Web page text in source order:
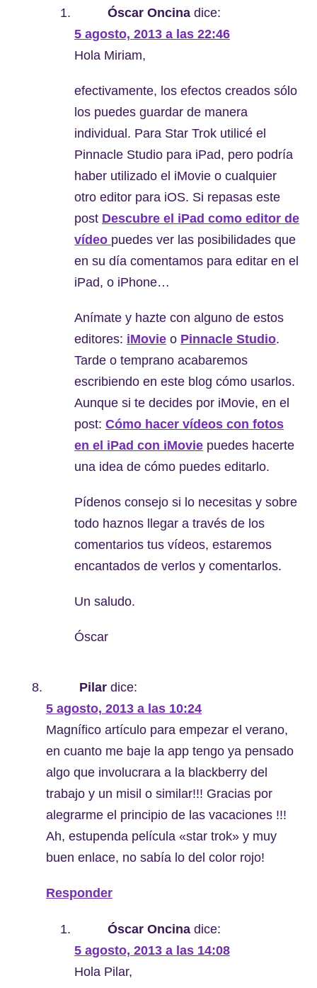
Óscar Oncina dice:
5 agosto, 2013 a las 22:46
Hola Miriam,
efectivamente, los efectos creados sólo
los puedes guardar de manera
individual. Para Star Trok utilicé el
Pinnacle Studio para iPad, pero podría
haber utilizado el iMovie o cualquier
otro editor para iOS. Si repasas este
post Descubre el iPad como editor de
vídeo ‎puedes ver las posibilidades que
en su día comentamos para editar en el
iPad, o iPhone…
Anímate y hazte con alguno de estos
editores: iMovie o Pinnacle Studio.
Tarde o temprano acabaremos
escribiendo en este blog cómo usarlos.
Aunque si te decides por iMovie, en el
post: Cómo hacer vídeos con fotos
en el iPad con iMovie puedes hacerte
una idea de cómo puedes editarlo.
Pídenos consejo si lo necesitas y sobre
todo haznos llegar a través de los
comentarios tus vídeos, estaremos
encantados de verlos y comentarlos.
Un saludo.
Óscar
Pilar dice:
5 agosto, 2013 a las 10:24
Magnífico artículo para empezar el verano,
en cuanto me baje la app tengo ya pensado
algo que involucrara a la blackberry del
trabajo y un misil o similar!!! Gracias por
alegrarme el principio de las vacaciones !!!
Ah, estupenda película «star trok» y muy
buen enlace, no sabía lo del color rojo!
Responder
Óscar Oncina dice:
5 agosto, 2013 a las 14:08
Hola Pilar,